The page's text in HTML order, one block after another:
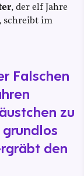
, der elf Jahre
schreibt im
Falschen
zu
den